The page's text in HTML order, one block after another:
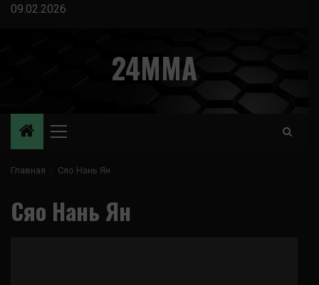
Перейти
09.02.2026
24MMA
Основное
Главная Сяо Нань Ян
Сяо Нань Ян